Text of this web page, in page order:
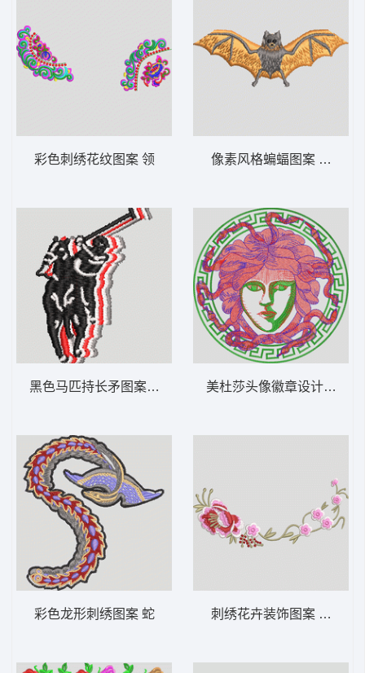
彩色刺绣花纹图案 领
黑色马匹持长矛图案 保罗
彩色龙形刺绣图案 蛇
像素风格蝙蝠图案 蝙蝠
美杜莎头像徽章设计 范思哲
刺绣花卉装饰图案 汉服